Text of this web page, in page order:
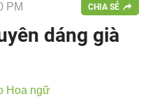
PM CHIA SẺ
dáng già
Hoa ngữ